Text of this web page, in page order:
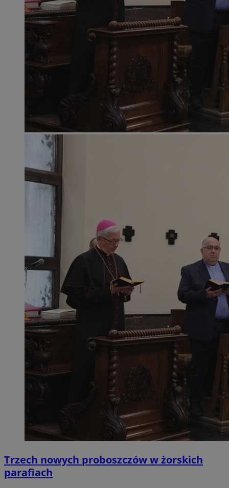
Trzech nowych proboszczów w żorskich
parafiach